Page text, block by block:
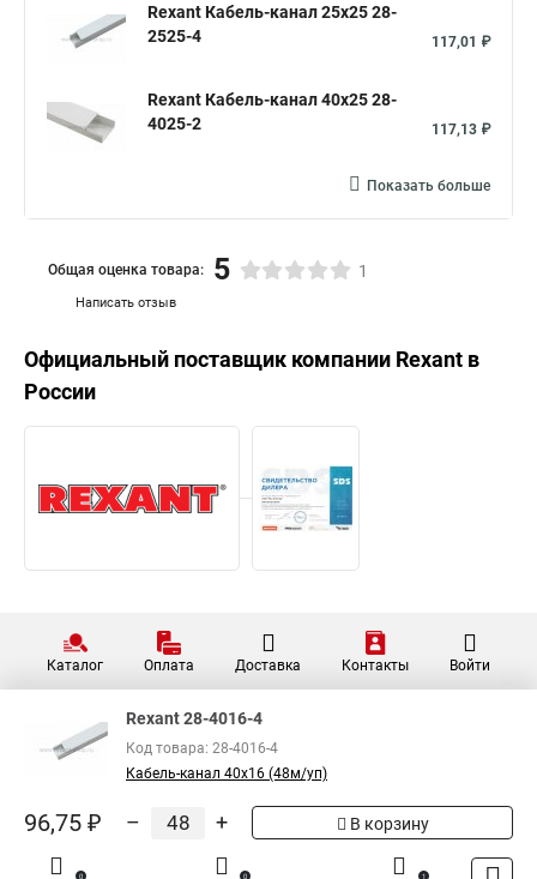
Rexant Кабель-канал 25х25 28-
2525-4
117,01 ₽
Rexant Кабель-канал 40х25 28-
4025-2
117,13 ₽
Показать больше
Написать отзыв
Общая оценка товара: 5 1
Официальный поставщик компании Rexant в
России
Каталог Оплата Доставка Контакты Войти
Rexant 28-4016-4
Код товара: 28-4016-4
Кабель-канал 40х16 (48м/уп)
96,75 ₽ – + В корзину
0 0 1